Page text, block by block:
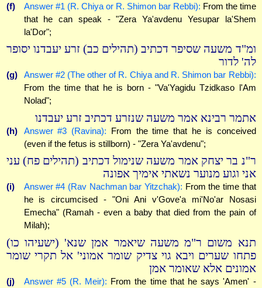
(f) Answer #1 (R. Chiya or R. Shimon bar Rebbi): From the time
that he can speak - "Zera Ya'avdenu Yesupar la'Shem
la'Dor";
ומ"ד משעה שסיפר דכתיב (תהילים כב) זרע יעבדנו יסופר
לה' לדור
(g)
Answer #2 (The other of R. Chiya and R. Shimon bar Rebbi):
From the time that he is born - "Va'Yagidu Tzidkaso l'Am
Nolad";
אתמר רבינא אמר משעה שנזרע דכתיב זרע יעבדנו
(h) Answer #3 (Ravina): From the time that he is conceived
(even if the fetus is stillborn) - "Zera Ya'avdenu";
ר"נ בר יצחק אמר משעה שנימול דכתיב (תהילים פח) עני
אני וגוע מנוער נשאתי אימיך אפונה
(i) Answer #4 (Rav Nachman bar Yitzchak): From the time that
he is circumcised - "Oni Ani v'Gove'a mi'No'ar Nosasi
Emecha" (Ramah - even a baby that died from the pain of
Milah);
תנא משום ר"מ משעה שיאמר אמן שנא' (ישעיהו כו)
פתחו שערים ויבא גוי צדיק שומר אמוני' אל תקרי שומר
אמונים אלא שאומר אמן
(j) Answer #5 (R. Meir): From the time that he says 'Amen' -